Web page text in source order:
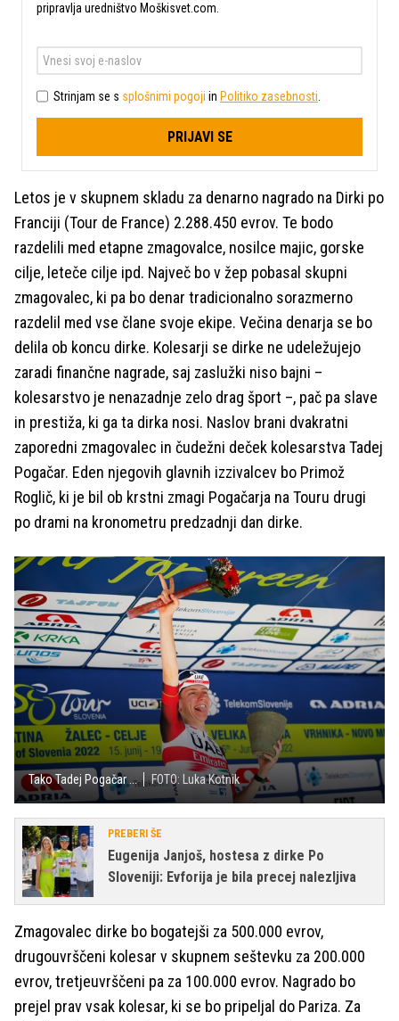
pripravlja uredništvo Moškisvet.com.
Strinjam se s splošnimi pogoji in Politiko zasebnosti
PRIJAVI SE
Letos je v skupnem skladu za denarno nagrado na Dirki po
Franciji (Tour de France) 2.288.450 evrov. Te bodo
razdelili med etapne zmagovalce, nosilce majic, gorske
cilje, leteče cilje ipd. Največ bo v žep pobasal skupni
zmagovalec, ki pa bo denar tradicionalno sorazmerno
razdelil med vse člane svoje ekipe. Večina denarja se bo
delila ob koncu dirke. Kolesarji se dirke ne udeležujejo
zaradi finančne nagrade, saj zaslužki niso bajni –
kolesarstvo je nenazadnje zelo drag šport –, pač pa slave
in prestiža, ki ga ta dirka nosi. Naslov brani dvakratni
zaporedni zmagovalec in čudežni deček kolesarstva Tadej
Pogačar. Eden njegovih glavnih izzivalcev bo Primož
Roglič, ki je bil ob krstni zmagi Pogačarja na Touru drugi
po drami na kronometru predzadnji dan dirke.
Tako Tadej Pogačar ... FOTO: Luka Kotnik
PREBERI ŠE
Eugenija Janjoš, hostesa z dirke Po
Sloveniji: Evforija je bila precej nalezljiva
Zmagovalec dirke bo bogatejši za 500.000 evrov,
drugouvrščeni kolesar v skupnem seštevku za 200.000
evrov, tretjeuvrščeni pa za 100.000 evrov. Nagrado bo
prejel prav vsak kolesar, ki se bo pripeljal do Pariza. Za